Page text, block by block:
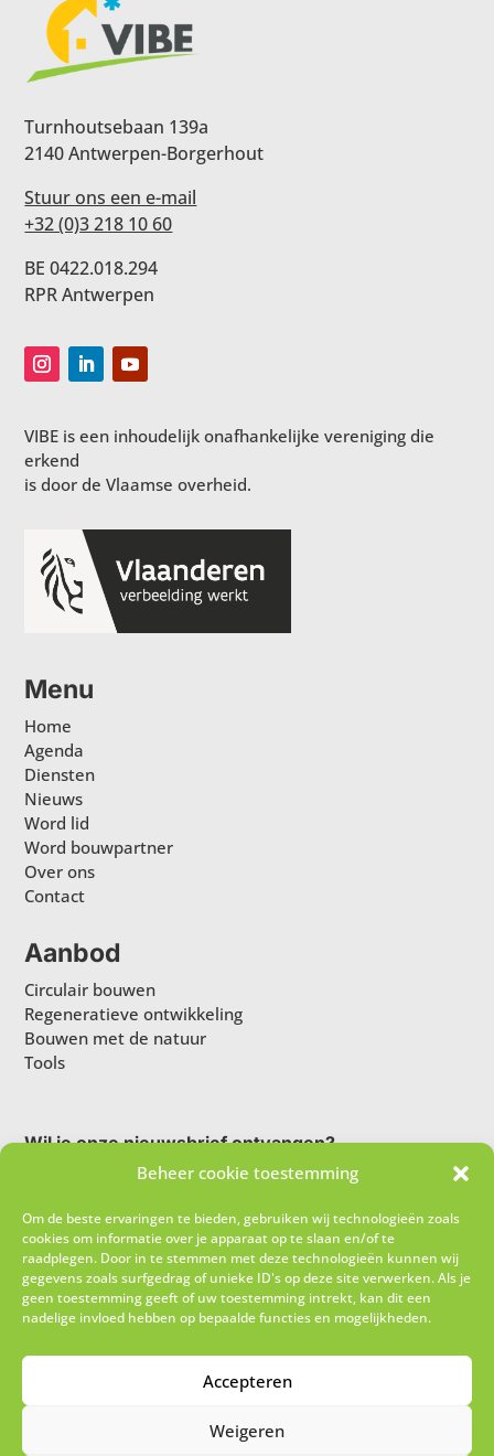
Beheer cookie toestemming
Om de beste ervaringen te bieden, gebruiken wij technologieën zoals
cookies om informatie over je apparaat op te slaan en/of te
raadplegen. Door in te stemmen met deze technologieën kunnen wij
gegevens zoals surfgedrag of unieke ID's op deze site verwerken. Als je
geen toestemming geeft of uw toestemming intrekt, kan dit een
nadelige invloed hebben op bepaalde functies en mogelijkheden.
Accepteren
Weigeren
Turnhoutsebaan 139a
2140 Antwerpen-Borgerhout
Stuur ons een e-mail
+32 (0)3 218 10 60
BE 0422.018.294
RPR Antwerpen
VIBE is een inhoudelijk onafhankelijke vereniging die
erkend
is door de Vlaamse overheid.
Menu
Home
Agenda
Diensten
Nieuws
Word lid
Word bouwpartner
Over ons
Contact
Aanbod
Circulair bouwen
Regeneratieve ontwikkeling
Bouwen met de natuur
Tools
Wil je onze nieuwsbrief ontvangen?
Ik schrijf me in!